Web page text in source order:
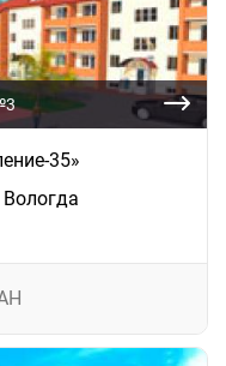
35»
Вологда